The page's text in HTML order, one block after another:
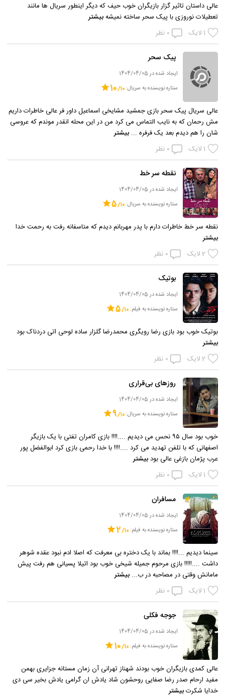
عالی داستان تاثیر گزار بازیگران خوب حیف که دیگر اینطور سریال ها مانند
تعطیلات نوروزی با پیک سحر ساخته نمیشهبیشتر
1لایک 0 نظر
پیک سحر
ایجاد شده در 1404/04/05
ستاره نویسنده به سریال:
10
عالی سریال پیک سحر بازی جمشید مشایخی اسماعیل داور فر عالی خاطرات داریم
مش رحمان که به نایب التماس می کرد من در این محله انقدر موندم که عروسی
شان را هم دیدم بعد یک فرفره ...بیشتر
1لایک 0 نظر
نقطه سر خط
ایجاد شده در 1404/04/05
ستاره نویسنده به سریال:
5
نقطه سر خط خاطرات دارم با پدر مهربانم دیدم که متاسفانه رفت به رحمت خدا
بیشتر
2 لایک 0 نظر
بوتیک
ایجاد شده در 1404/04/05
ستاره نویسنده به فیلم:
5
بوتیک خوب بود بازی رضا رویگری محمدرضا گلزار ساده لوحی اتی دردناک بود
بیشتر
2 لایک 0 نظر
روزهای بی‌قراری
ایجاد شده در 1404/04/05
ستاره نویسنده به سریال:
9
خوب بود سال ۹۵ نحس می دیدیم ....!!!! بازی کامران تفتی با یک بازیگر
اصفهانی که با تلفن تهدید می کرد ....!!!! با خدا رحمی بازی کرد ابوالفضل پور
عرب پژمان بازغی عالی بودبیشتر
1لایک 0 نظر
مسافران
ایجاد شده در 1404/04/05
ستاره نویسنده به فیلم:
2
سینما دیدیم ...!!!! بماند با یک دختره بی معرفت که اصلا ادم نبود عقده شوهر
داشت ....!!!!! بازی مرحوم جمیله شیخی خوب بود اتیلا پسیانی هم رفت پیش
مامانش وقتی در مصاحبه در ب...بیشتر
1لایک 0 نظر
جوجه فکلی
ایجاد شده در 1404/04/05
ستاره نویسنده به فیلم:
10
عالی کمدی بازیگران خوب بودند شهناز تهرانی آن زمان مستانه جزایری بهمن
مفید ارحام صدر رضا صفایی روحشون شاد یادش ان گرامی یادش بخیر سی دی
خدایا شکرتبیشتر